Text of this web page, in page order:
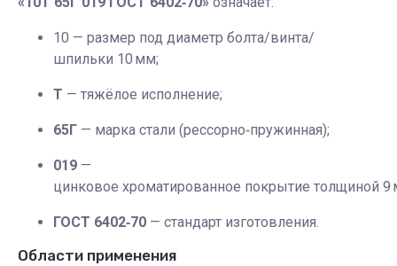
10 — размер под диаметр болта/винта/
шпильки 10 мм;
Т — тяжёлое исполнение;
65Г — марка стали (рессорно‑пружинная);
019 —
цинковое хроматированное покрытие толщиной 9
ГОСТ 6402‑70 — стандарт изготовления.
Области применения